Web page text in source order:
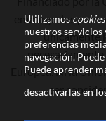
embargo, los
únicamente
Europea. Ni la
ser
Utilizamos cookie
nuestros
preferencias
navegación.
Puede aprender
desactivarlas en